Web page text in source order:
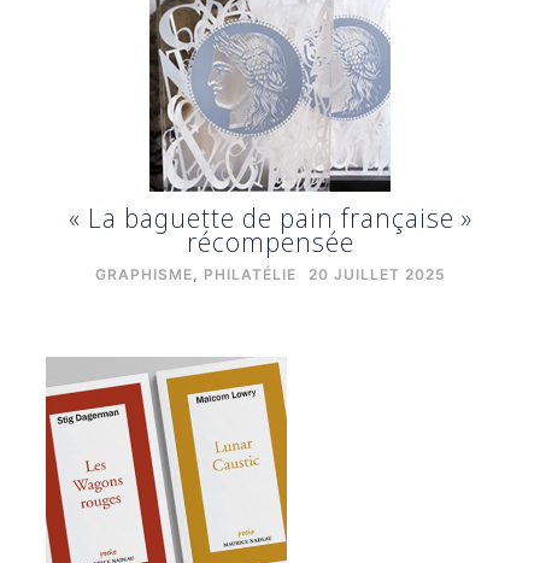
« La baguette de pain française »
récompensée
GRAPHISME, PHILATÉLIE 20 JUILLET 2025